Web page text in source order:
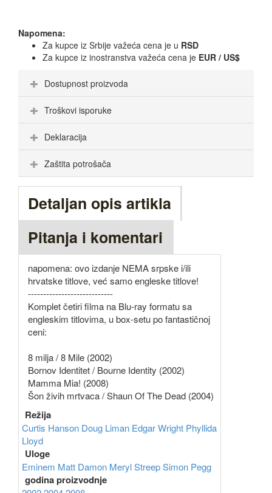
Napomena:
Za kupce iz Srbije važeća cena je u RSD
Za kupce iz inostranstva važeća cena je EUR / US$
Dostupnost proizvoda
Troškovi isporuke
Deklaracija
Zaštita potrošača
Detaljan opis artikla
Pitanja i komentari
napomena: ovo izdanje NEMA srpske i/ili
hrvatske titlove, već samo engleske titlove!
----------------------------
Komplet četiri filma na Blu-ray formatu sa
engleskim titlovima, u box-setu po fantastičnoj
ceni:
8 milja / 8 Mile (2002)
Bornov Identitet / Bourne Identity (2002)
Mamma Mia! (2008)
Šon živih mrtvaca / Shaun Of The Dead (2004)
Režija
Curtis Hanson Doug Liman Edgar Wright Phyllida
Lloyd
Uloge
Eminem Matt Damon Meryl StreepSimon Pegg
godina proizvodnje